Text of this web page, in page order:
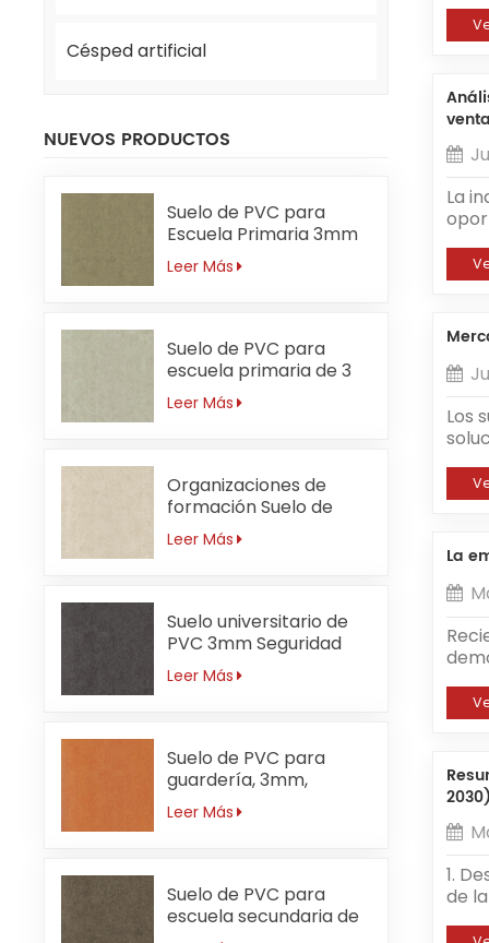
Césped artificial
NUEVOS PRODUCTOS
Suelo de PVC para
Escuela Primaria 3mm
Sin Formaldehído
Leer Más
Suelo de PVC para
escuela primaria de 3
mm resistente a ácidos
y álcalis
Leer Más
Organizaciones de
formación Suelo de
PVC 3mm
Antibacteriano
Leer Más
Suelo universitario de
PVC 3mm Seguridad
Leer Más
Suelo de PVC para
guardería, 3mm,
ignífugo, naranja
Leer Más
Suelo de PVC para
escuela secundaria de
lo
su
fue
La
es
los
B y
Los
de
La
de
de
2030)
1.
de